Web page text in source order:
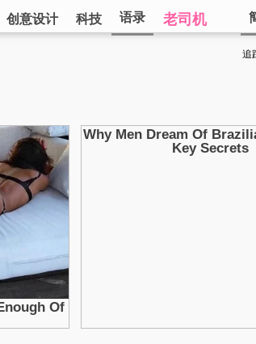
创意设计 科技 语录 老司机
追